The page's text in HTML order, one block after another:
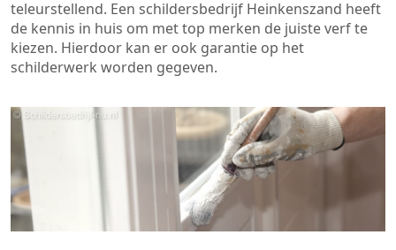
teleurstellend. Een schildersbedrijf Heinkenszand heeft
de kennis in huis om met top merken de juiste verf te
kiezen. Hierdoor kan er ook garantie op het
schilderwerk worden gegeven.